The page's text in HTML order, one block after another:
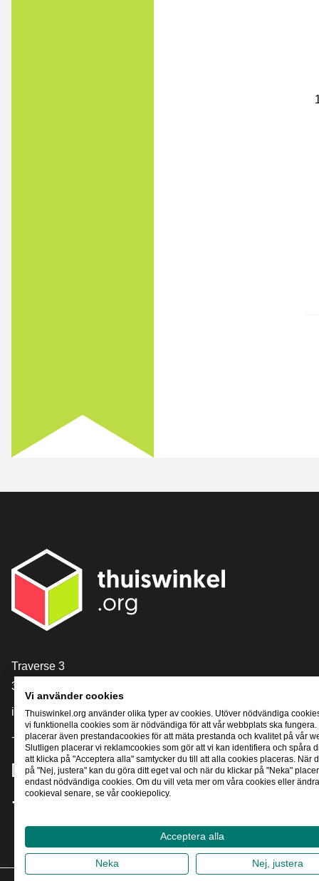
[_General:Contact]
Traverse 3
3905 NL Veenendaal
info@thuiswinkel.org
+31 (0)318 64 85 75
[_General:SocialMediaTitle]
Vi använder cookies
Thuiswinkel.org använder olika typer av cookies. Utöver nödvändiga
vi funktionella cookies som är nödvändiga för att vår webbplats ska fungera.
placerar även prestandacookies för att mäta prestanda och kvalitet på vår
Slutligen placerar vi reklamcookies som gör att vi kan identifiera och spåra
att klicka på "Acceptera alla" samtycker du till att alla cookies placeras. När
på "Nej, justera" kan du göra ditt eget val och när du klickar på "Neka"
endast nödvändiga cookies. Om du vill veta mer om våra cookies eller
cookieval senare, se vår cookiepolicy.
Acceptera alla
Neka Nej, justera